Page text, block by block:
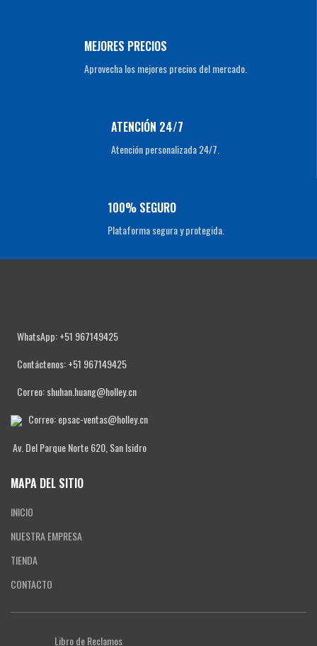
MEJORES PRECIOS
Aprovecha los mejores precios del mercado.
ATENCIÓN 24/7
Atención personalizada 24/7.
100% SEGURO
Plataforma segura y protegida.
WhatsApp: +51 967149425
Contáctenos: +51 967149425
Correo: shuhan.huang@holley.cn
Correo: epsac-ventas@holley.cn
Av. Del Parque Norte 620, San Isidro
MAPA DEL SITIO
INICIO
NUESTRA EMPRESA
TIENDA
CONTACTO
Libro de Reclamos